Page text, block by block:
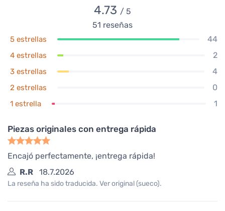
4.73 / 5
51 reseñas
5 estrellas 44
4 estrellas 2
3 estrellas 4
2 estrellas 0
1 estrella 1
Piezas originales con entrega rápida
Encajó perfectamente, ¡entrega rápida!
R.R
18.7.2026
La reseña ha sido traducida. Ver original (sueco).